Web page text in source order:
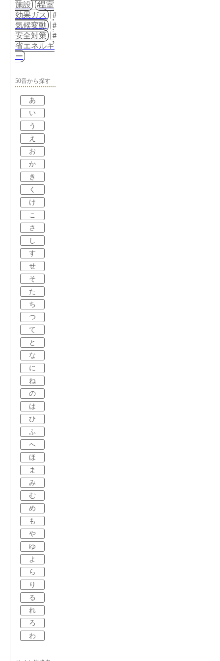
施設
温室
効果ガス
気候変動
安全対策
省エネルギ
ー
50音から探す
あ
い
う
え
お
か
き
く
け
こ
さ
し
す
せ
そ
た
ち
つ
て
と
な
に
ね
の
は
ひ
ふ
へ
ほ
ま
み
む
め
も
や
ゆ
よ
ら
り
る
れ
ろ
わ